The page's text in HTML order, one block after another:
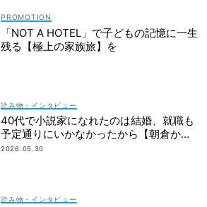
「NOT A HOTEL」で子どもの記憶に一生
残る【極上の家族旅】を
読み物・インタビュー
40代で小説家になれたのは結婚、就職も
予定通りにいかなかったから【朝倉かす
みさん】
2026.05.30
読み物・インタビュー